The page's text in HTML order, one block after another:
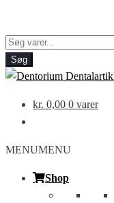
Products
search
Søg
kr. 0,00 0 varer
MENUMENU
Shop